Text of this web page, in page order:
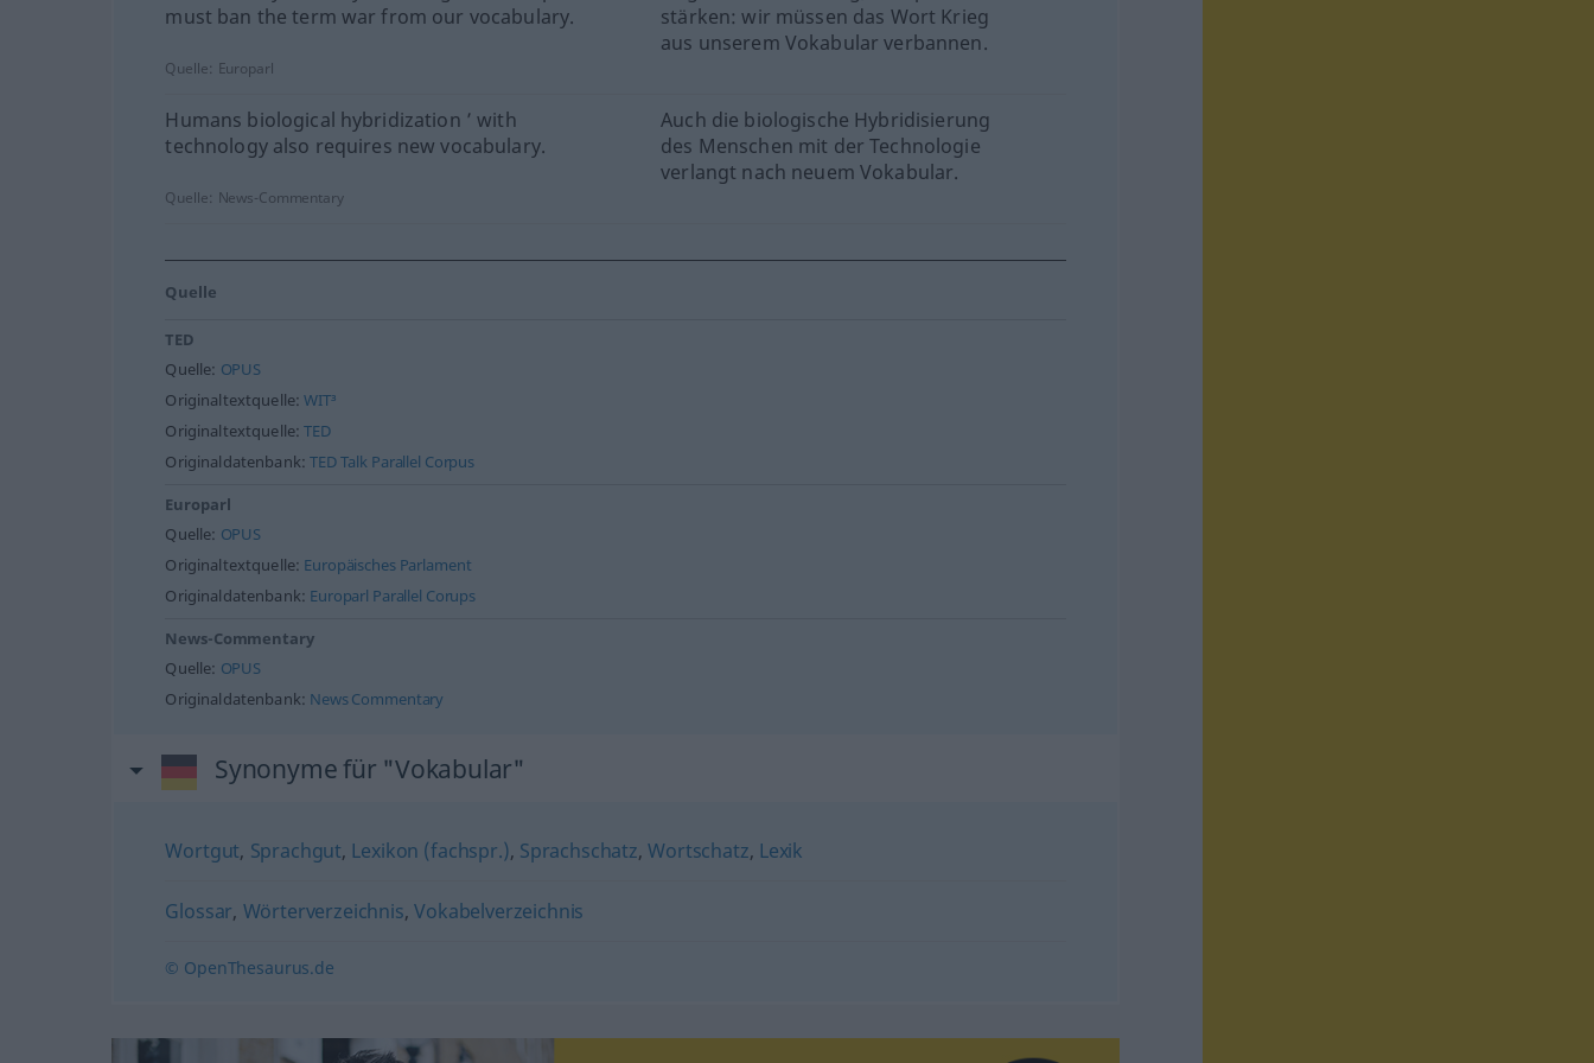
must ban the term war from our vocabulary.
stärken: wir müssen das Wort Krieg
aus unserem Vokabular verbannen.
Quelle: Europarl
Humans biological hybridization ’ with
technology also requires new vocabulary.
Auch die biologische Hybridisierung
des Menschen mit der Technologie
verlangt nach neuem Vokabular.
Quelle: News-Commentary
Quelle
TED
Quelle: OPUS
Originaltextquelle:WIT³
Originaltextquelle:TED
Originaldatenbank:TED Talk Parallel Corpus
Europarl
Quelle: OPUS
Originaltextquelle: Europäisches Parlament
Originaldatenbank: Europarl Parallel Corups
News-Commentary
Quelle: OPUS
Originaldatenbank: News Commentary
Synonyme für "Vokabular"
Wortgut, Sprachgut, Lexikon (fachspr.), Sprachschatz,Wortschatz, Lexik
Glossar, Wörterverzeichnis,Vokabelverzeichnis
© OpenThesaurus.de